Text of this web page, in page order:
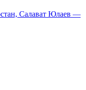
Салават Юлаев —